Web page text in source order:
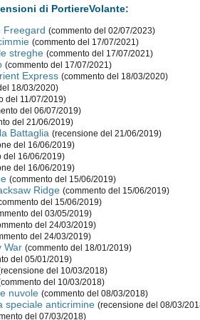
di PortiereVolante:
Freegard (commento del 02/07/2023)
(commento del 17/07/2021)
streghe (commento del 17/07/2021)
(commento del 17/07/2021)
Express (commento del 18/03/2020)
18/03/2020)
del 11/07/2019)
del 06/07/2019)
del 21/06/2019)
Battaglia (recensione del 21/06/2019)
del 16/06/2019)
del 16/06/2019)
del 16/06/2019)
(commento del 15/06/2019)
Ridge (commento del 15/06/2019)
del 15/06/2019)
del 03/05/2019)
del 24/03/2019)
del 24/03/2019)
War (commento del 18/01/2019)
del 05/01/2019)
del 10/03/2018)
del 10/03/2018)
nuvole (commento del 08/03/2018)
speciale anticrimine (recensione del 08/03/
del 07/03/2018)